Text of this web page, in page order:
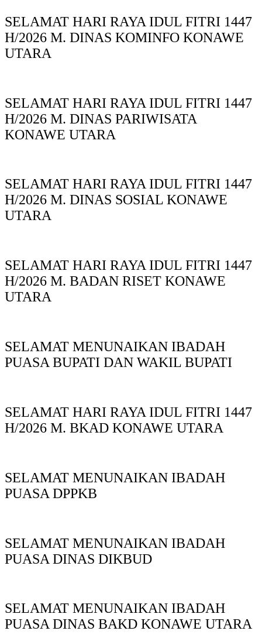
SELAMAT HARI RAYA IDUL FITRI 1447
H/2026 M. DINAS KOMINFO KONAWE
UTARA
SELAMAT HARI RAYA IDUL FITRI 1447
H/2026 M. DINAS PARIWISATA
KONAWE UTARA
SELAMAT HARI RAYA IDUL FITRI 1447
H/2026 M. DINAS SOSIAL KONAWE
UTARA
SELAMAT HARI RAYA IDUL FITRI 1447
H/2026 M. BADAN RISET KONAWE
UTARA
SELAMAT MENUNAIKAN IBADAH
PUASA BUPATI DAN WAKIL BUPATI
SELAMAT HARI RAYA IDUL FITRI 1447
H/2026 M. BKAD KONAWE UTARA
SELAMAT MENUNAIKAN IBADAH
PUASA DPPKB
SELAMAT MENUNAIKAN IBADAH
PUASA DINAS DIKBUD
SELAMAT MENUNAIKAN IBADAH
PUASA DINAS BAKD KONAWE UTARA